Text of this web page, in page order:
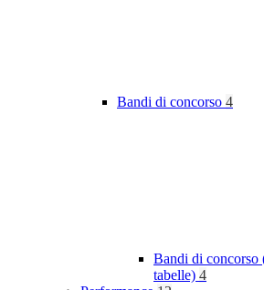
Bandi di concorso 4
Bandi di concorso
tabelle) 4